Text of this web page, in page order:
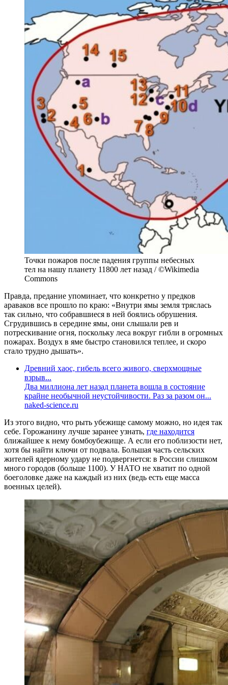
Точки пожаров после падения группы небесных
тел на нашу планету 11800 лет назад / ©Wikimedia
Commons
Правда, предание упоминает, что конкретно у предков
араваков все прошло по краю: «Внутри ямы земля тряслась
так сильно, что собравшиеся в ней боялись обрушения.
Сгрудившись в середине ямы, они слышали рев и
потрескивание огня, поскольку леса вокруг гибли в огромных
пожарах. Воздух в яме быстро становился теплее, и скоро
стало трудно дышать».
Древний хаос, гибель всего живого, сверхмощные
взрыв...
Два миллиона лет назад планета вошла в состояние
крайне необычной неустойчивости. Раз за разом он...
naked-science.ru
Из этого видно, что рыть убежище самому можно, но идея так
себе. Горожанину лучше заранее узнать, где находится
ближайшее к нему бомбоубежище. А если его поблизости нет,
хотя бы найти ключи от подвала. Большая часть сельских
жителей ядерному удару не подвергнется: в России слишком
много городов (больше 1100). У НАТО не хватит по одной
боеголовке даже на каждый из них (ведь есть еще масса
военных целей).